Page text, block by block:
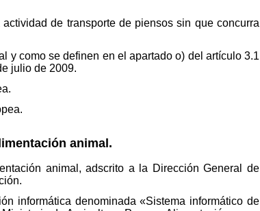
de transporte de piensos sin que concurra
y como se definen en el apartado o) del artículo 3.1
julio de 2009.
animal.
animal, adscrito a la Dirección General de
informática denominada «Sistema informático de